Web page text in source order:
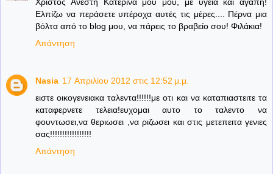
Ελπίζω να περάσετε υπέροχα αυτές τις μέρες.... Πέρνα μια
βόλτα από το blog μου, να πάρεις το βραβείο σου! Φιλάκια!
Απάντηση
Nasia 17 Απριλίου 2012 στις 12:52 μ.μ.
ειστε οικογενειακα ταλεντα!!!!!!με οτι και να καταπιαστειτε τα
καταφερνετε τελεια!ευχομαι αυτο το ταλεντο να
φουντωσει,να θεριωσει ,να ριζωσει και στις μετεπειτα γενιες
σας!!!!!!!!!!!!!!!!!
Απάντηση